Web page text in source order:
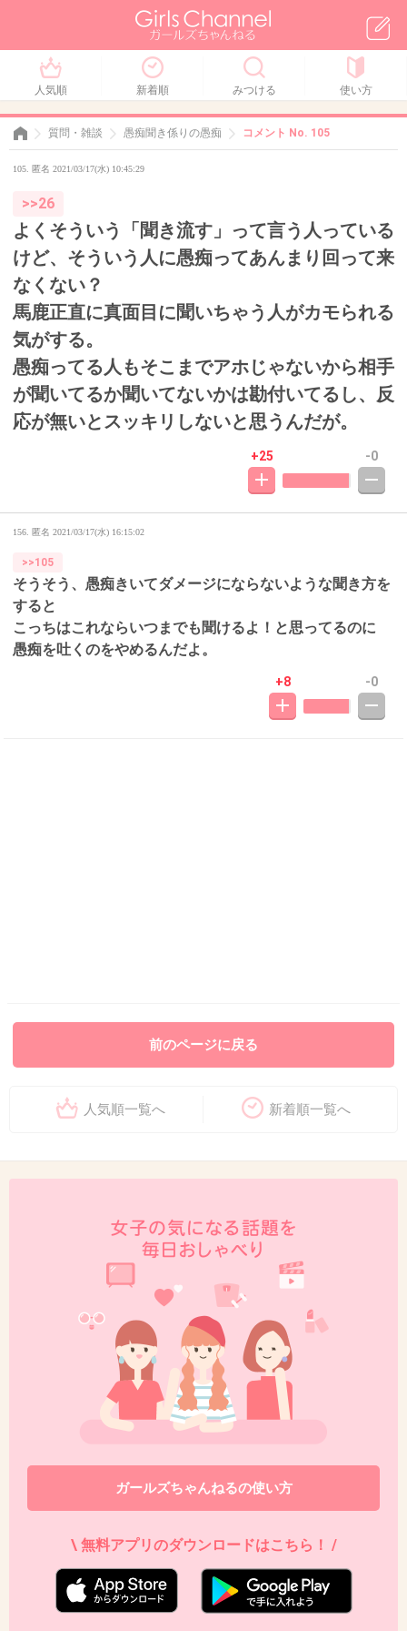
人気順 新着順 みつける 使い方
質問・雑談 愚痴聞き係りの愚痴 コメント No. 105
105. 匿名 2021/03/17(水) 10:45:29
>>26
よくそういう「聞き流す」って言う人っている
けど、そういう人に愚痴ってあんまり回って来
なくない？
馬鹿正直に真面目に聞いちゃう人がカモられる
気がする。
愚痴ってる人もそこまでアホじゃないから相手
が聞いてるか聞いてないかは勘付いてるし、反
応が無いとスッキリしないと思うんだが。
+25 -0
156. 匿名 2021/03/17(水) 16:15:02
>>105
そうそう、愚痴きいてダメージにならないような聞き方を
すると
こっちはこれならいつまでも聞けるよ！と思ってるのに
愚痴を吐くのをやめるんだよ。
+8 -0
前のページに戻る
人気順一覧へ 新着順一覧へ
ガールズちゃんねるの使い方
\ 無料アプリのダウンロードはこちら！ /